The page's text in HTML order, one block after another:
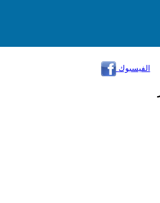
الفيسبوك